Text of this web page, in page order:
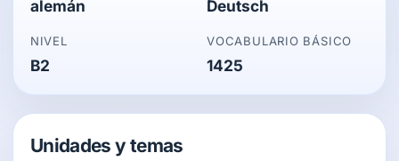
alemán Deutsch
NIVEL
B2
VOCABULARIO BÁSICO
1425
Unidades y temas